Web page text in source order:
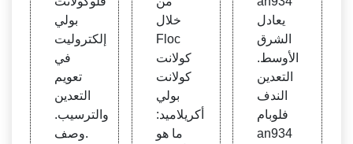
ندد لل
تعدين
بولي
إلكتروليت
في
تعويم
التعدين
والترسيب.
وصف.
Floc
cula
خلال
Floc
كولانت
كولانت
بولي
أكريلاميد:
ما هو
ين
يعادل
الشرق
الأوسط.
التعدين
الندف
فلوبام
an934